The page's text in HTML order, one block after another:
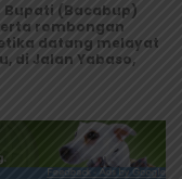
Bupati (Bacabup)
rombongan
datang melayat
di Jalan Yabaso,